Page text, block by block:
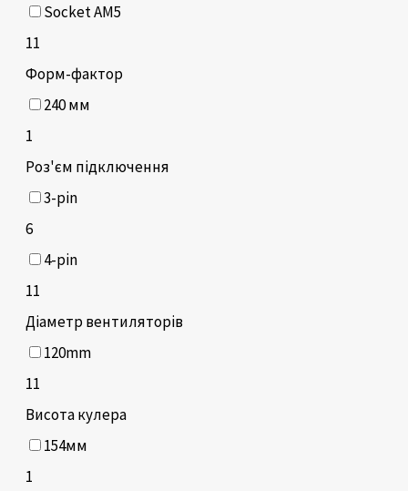
Socket AM5
11
Форм-фактор
240 мм
1
Роз'єм підключення
3-pin
6
4-pin
11
Діаметр вентиляторів
120mm
11
Висота кулера
154мм
1